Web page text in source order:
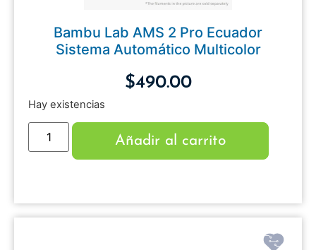
Bambu Lab AMS 2 Pro Ecuador
Sistema Automático Multicolor
$490.00
Hay existencias
Añadir al carrito